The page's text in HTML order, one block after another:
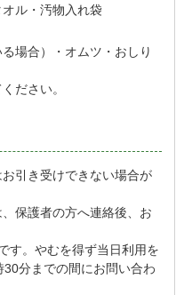
ル・汚物入れ袋
場合）・オムツ・おしり
ださい。
引き受けできない場合が
保護者の方へ連絡後、お
す。やむを得ず当日利用を
分までの間にお問い合わ